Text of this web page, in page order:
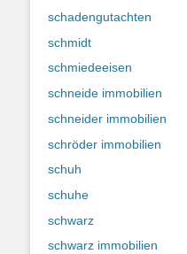
schadengutachten
schmidt
schmiedeeisen
schneide immobilien
schneider immobilien
schröder immobilien
schuh
schuhe
schwarz
schwarz immobilien